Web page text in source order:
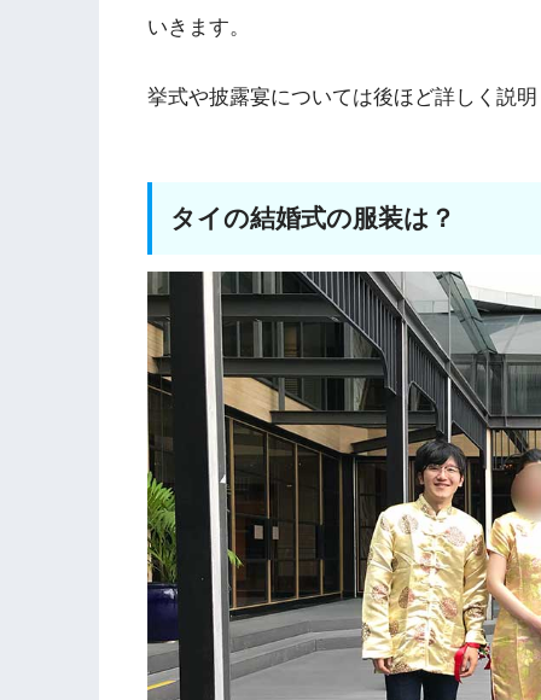
いきます。
挙式や披露宴については後ほど詳しく説
タイの結婚式の服装は？